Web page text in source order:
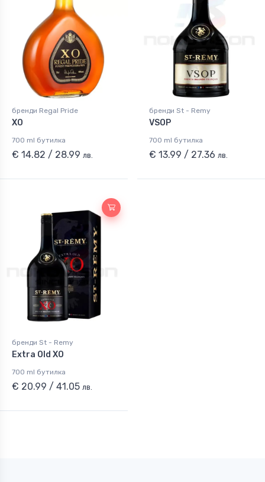
бренди Regal Pride
XO
700 ml бутилка
€ 14.82 / 28.99 лв.
бренди St - Remy
VSOP
700 ml бутилка
€ 13.99 / 27.36 лв.
бренди St - Remy
Extra Old XO
700 ml бутилка
€ 20.99 / 41.05 лв.